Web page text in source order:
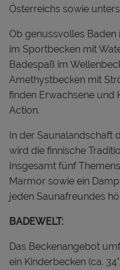
Österreichs sowie
Ob genussvolles Baden
im Sportbecken mit
Badespaß im
Amethystbecken mit
finden Erwachsene und
Action.
In der Saunalandschaft
wird die finnische
Insgesamt fünf
Marmor sowie ein
jeden Saunafreundes
BADEWELT:
Das Beckenangebot
ein Kinderbecken (ca.